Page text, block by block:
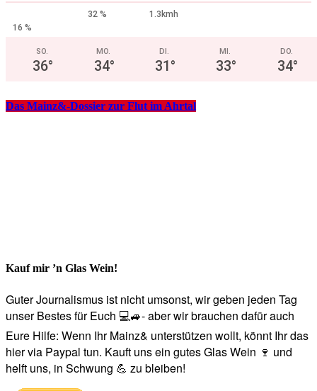
32 %
1.3kmh
16 %
SO.
36°
MO.
34°
DI.
31°
MI.
33°
DO.
34°
Das Mainz&-Dossier zur Flut im Ahrtal
Kauf mir ’n Glas Wein!
Guter Journalismus ist nicht umsonst, wir geben jeden Tag
unser Bestes für Euch 💻🚙- aber wir brauchen dafür auch
Eure Hilfe: Wenn Ihr Mainz& unterstützen wollt, könnt Ihr das
hier via Paypal tun. Kauft uns ein gutes Glas Wein 🍷 und
helft uns, in Schwung 💪 zu bleiben!